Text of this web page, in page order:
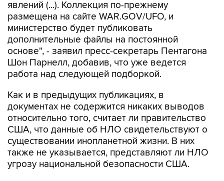
министерство будет публиковать
дополнительные файлы на постоянной
основе", - заявил пресс-секретарь Пентагона
Шон Парнелл, добавив, что уже ведется
работа над следующей подборкой.
Как и в предыдущих публикациях, в
относительно того, считает ли правительство
США, что данные об НЛО свидетельствуют о
существовании инопланетной жизни. В них
также не указывается, представляют ли НЛО
угрозу национальной безопасности США.
В Пентагоне подчеркивают, что публикация